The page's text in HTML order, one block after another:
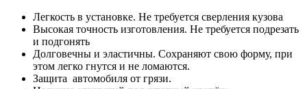
Легкость в установке. Не требуется сверления кузова
Высокая точность изготовления. Не требуется подрезать
и подгонять
Долговечны и эластичны. Сохраняют свою форму, при
этом легко гнутся и не ломаются.
Защита автомобиля от грязи.